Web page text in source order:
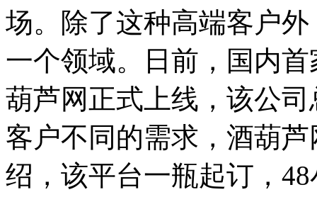
场。 除了这种高端客户
一个领域。
日前，国内
葫芦网正式上线，该公
客户不同的需求，酒葫
绍，该平台一瓶起订，